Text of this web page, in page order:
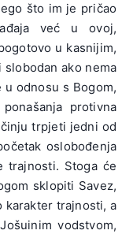
što im je pričao
već u ovoj,
u kasnijim,
ako nema
odnosu s Bogom,
protivna
trpjeti jedni od
oslobođenja
trajnosti. Stoga će
sklopiti Savez,
karakter trajnosti, a
vodstvom,